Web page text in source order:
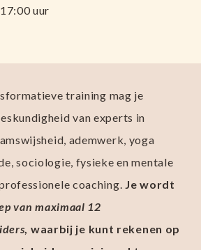
uur
training mag je
van experts in
ademwerk, yoga
sociologie, fysieke en mentale
coaching. Je wordt
van maximaal 12
, waarbij je kunt rekenen op